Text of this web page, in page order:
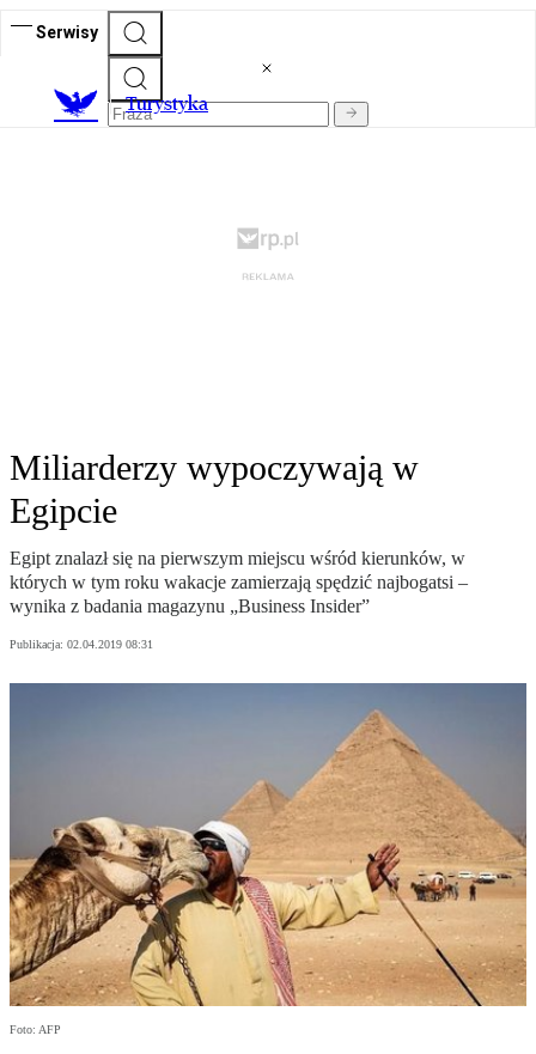
Serwisy
Turystyka
Miliarderzy wypoczywają w
Egipcie
Egipt znalazł się na pierwszym miejscu wśród kierunków, w
których w tym roku wakacje zamierzają spędzić najbogatsi –
wynika z badania magazynu „Business Insider”
Publikacja: 02.04.2019 08:31
Foto: AFP